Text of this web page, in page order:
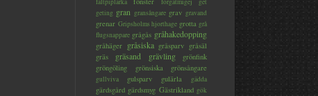
fältpiplärka förgätmigej
get
geting gran gransångare grav gravand
grenar Gripsholms hjorthage grotta grå
flugsnappare grågås gråhakedopping
gråhäger gråsiska gråsparv gråsäl
gräs
gräsand grävling
grönfink
gröngöling
grönsiska grönsångare
gullviva gulsparv gulärla gädda
gärdsgård gärdsmyg Gästrikland gök